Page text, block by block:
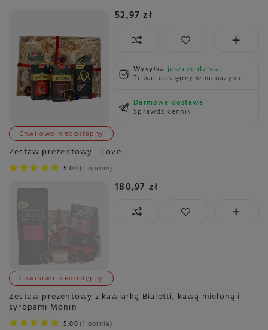
52,97 zł
Wysyłkajeszcze dzisiaj
Towar dostępny w magazynie
Darmowa dostawa
Sprawdź cennik
Chwilowo niedostępny
Zestaw prezentowy - Love
5.00 1 opinie
180,97 zł
Chwilowo niedostępny
Zestaw prezentowy z kawiarką Bialetti, kawą mieloną i
syropami Monin
5.00 1 opinie